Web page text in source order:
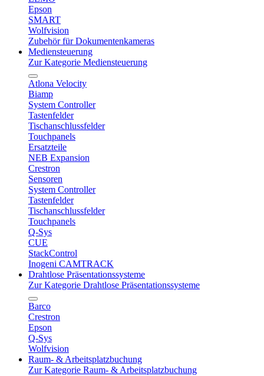
Epson
SMART
Wolfvision
Zubehör für Dokumentenkameras
Mediensteuerung
Zur Kategorie Mediensteuerung
Atlona Velocity
Biamp
System Controller
Tastenfelder
Tischanschlussfelder
Touchpanels
Ersatzteile
NEB Expansion
Crestron
Sensoren
System Controller
Tastenfelder
Tischanschlussfelder
Touchpanels
Q-Sys
CUE
StackControl
Inogeni CAMTRACK
Drahtlose Präsentationssysteme
Zur Kategorie Drahtlose Präsentationssysteme
Barco
Crestron
Epson
Q-Sys
Wolfvision
Raum- & Arbeitsplatzbuchung
Zur Kategorie Raum- & Arbeitsplatzbuchung